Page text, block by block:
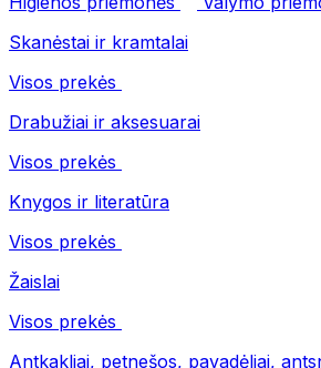
Skanėstai ir kramtalai
Visos prekės
Drabužiai ir aksesuarai
Visos prekės
Knygos ir literatūra
Visos prekės
Žaislai
Visos prekės
Antkakliai, petnešos, pavadėliai,